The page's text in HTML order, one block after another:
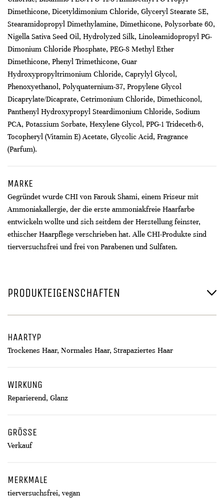
Dimethicone, Dicetyldimonium Chloride, Glyceryl Stearate SE,
Stearamidopropyl Dimethylamine, Dimethicone, Polysorbate 60,
Nigella Sativa Seed Oil, Hydrolyzed Silk, Linoleamidopropyl PG-
Dimonium Chloride Phosphate, PEG-8 Methyl Ether
Dimethicone, Phenyl Trimethicone, Guar
Hydroxypropyltrimonium Chloride, Caprylyl Glycol,
Phenoxyethanol, Polyquaternium-37, Propylene Glycol
Dicaprylate/Dicaprate, Cetrimonium Chloride, Dimethiconol,
Panthenyl Hydroxypropyl Steardimonium Chloride, Sodium
PCA, Potassium Sorbate, Hexylene Glycol, PPG-1 Trideceth-6,
Tocopheryl (Vitamin E) Acetate, Glycolic Acid, Fragrance
(Parfum).
MARKE
Gegründet wurde CHI von Farouk Shami, einem Friseur mit
Ammoniakallergie, der die erste ammoniakfreie Haarfarbe
entwickeln wollte und sich seitdem der Herstellung feinster,
ethischer Haarpflege verschrieben hat. Alle CHI-Produkte sind
tierversuchsfrei und frei von Parabenen und Sulfaten.
PRODUKTEIGENSCHAFTEN
HAARTYP
Trockenes Haar, Normales Haar, Strapaziertes Haar
WIRKUNG
Reparierend, Glanz
GRÖSSE
Verkauf
MERKMALE
tierversuchsfrei, vegan